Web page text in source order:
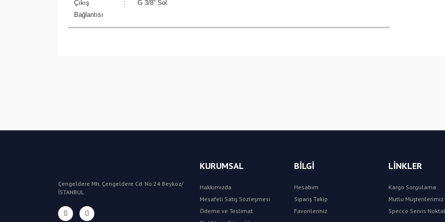
Çıkış
Bağlantısı
: G 3/8” Sol
Çengeldere Mh. Çengeldere Cd. No:24 Beykoz/
İSTANBUL
KURUMSAL
Hakkımızda
Mesafeli Satış Sözleşmesi
Ödeme ve Teslimat
BİLGİ
Hesabım
Sipariş Takip
Favorileriniz
LİNKLER
Kargo Sorgulama
Mutlu Müşterilerimiz
Specco Servis